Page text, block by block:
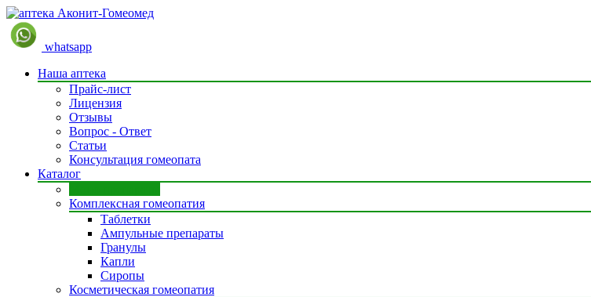
whatsapp
Наша аптека
Прайс-лист
Лицензия
Отзывы
Вопрос - Ответ
Статьи
Консультация гомеопата
Каталог
Комплексная гомеопатия
Таблетки
Ампульные препараты
Гранулы
Капли
Сиропы
Косметическая гомеопатия